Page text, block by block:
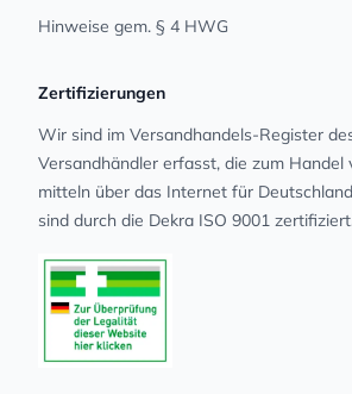
Hinweise gem. § 4 HWG
Zertifizierungen
Wir sind im Versandhandels-Register
Versandhändler erfasst, die zum
mit­teln über das Internet für
sind durch die Dekra ISO 9001